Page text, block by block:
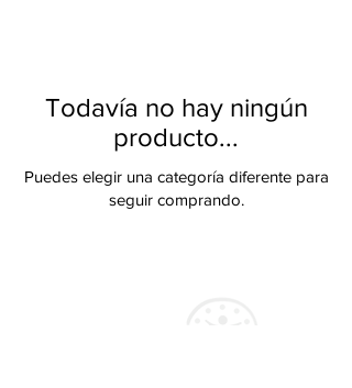
Todavía no hay ningún
producto...
Puedes elegir una categoría diferente para
seguir comprando.